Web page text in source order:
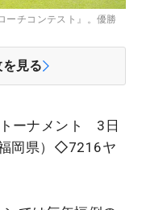
ーチコンテスト』。優勝
を見る
トーナメント 3日
岡県）◇7216ヤ